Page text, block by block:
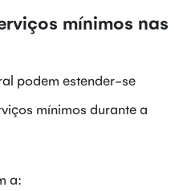
mínimos nas
podem estender-se
mínimos durante a
a: